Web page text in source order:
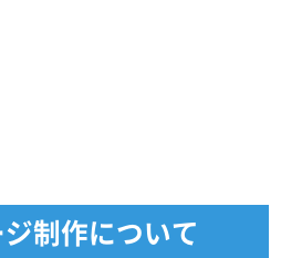
制作について